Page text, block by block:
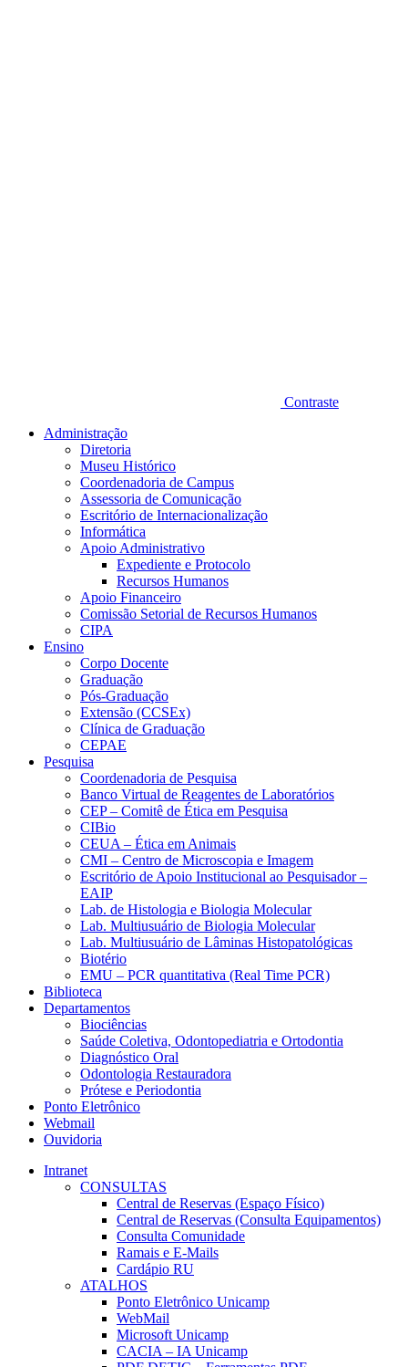
Contraste
Administração
Diretoria
Museu Histórico
Coordenadoria de Campus
Assessoria de Comunicação
Escritório de Internacionalização
Informática
Apoio Administrativo
Expediente e Protocolo
Recursos Humanos
Apoio Financeiro
Comissão Setorial de Recursos Humanos
CIPA
Ensino
Corpo Docente
Graduação
Pós-Graduação
Extensão (CCSEx)
Clínica de Graduação
CEPAE
Pesquisa
Coordenadoria de Pesquisa
Banco Virtual de Reagentes de Laboratórios
CEP – Comitê de Ética em Pesquisa
CIBio
CEUA – Ética em Animais
CMI – Centro de Microscopia e Imagem
Escritório de Apoio Institucional ao Pesquisador –
EAIP
Lab. de Histologia e Biologia Molecular
Lab. Multiusuário de Biologia Molecular
Lab. Multiusuário de Lâminas Histopatológicas
Biotério
EMU – PCR quantitativa (Real Time PCR)
Biblioteca
Departamentos
Biociências
Saúde Coletiva, Odontopediatria e Ortodontia
Diagnóstico Oral
Odontologia Restauradora
Prótese e Periodontia
Ponto Eletrônico
Webmail
Ouvidoria
Intranet
CONSULTAS
Central de Reservas (Espaço Físico)
Central de Reservas (Consulta Equipamentos)
Consulta Comunidade
Ramais e E-Mails
Cardápio RU
ATALHOS
Ponto Eletrônico Unicamp
WebMail
Microsoft Unicamp
CACIA – IA Unicamp